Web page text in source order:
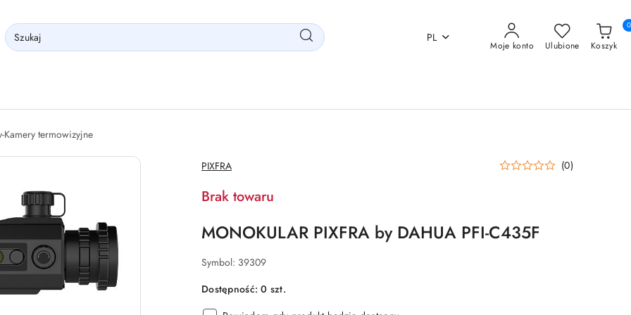
PL
Moje konto Ulubione Koszyk
0
Kamery termowizyjne
NAZWA
PRODUCENTA:
PIXFRA (0)
Brak towaru
MONOKULAR PIXFRA by DAHUA PFI-C435F
Symbol: 39309
Dostępność:0 szt.